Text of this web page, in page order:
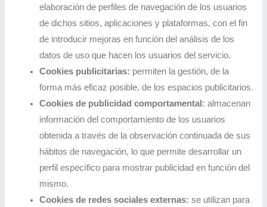
elaboración de perfiles de navegación de los usuarios
de dichos sitios, aplicaciones y plataformas, con el fin
de introducir mejoras en función del análisis de los
datos de uso que hacen los usuarios del servicio.
Cookies publicitarias: permiten la gestión, de la
forma más eficaz posible, de los espacios publicitarios.
Cookies de publicidad comportamental: almacenan
información del comportamiento de los usuarios
obtenida a través de la observación continuada de sus
hábitos de navegación, lo que permite desarrollar un
perfil específico para mostrar publicidad en función del
mismo.
Cookies de redes sociales externas: se utilizan para